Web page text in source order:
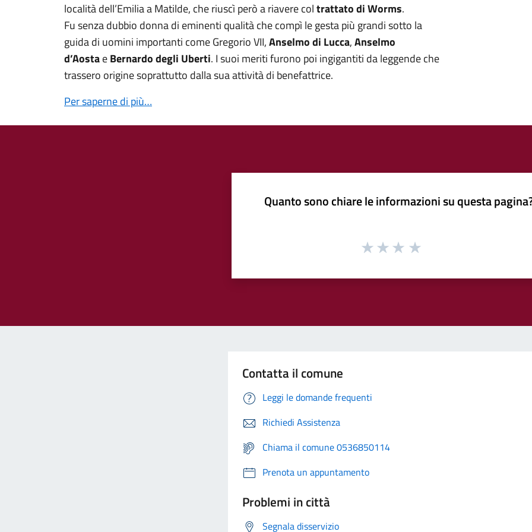
località dell’Emilia a Matilde, che riuscì però a riavere coltrattato di Worms.
Fu senza dubbio donna di eminenti qualità che compì le gesta più grandi sotto la
guida di uomini importanti come Gregorio VII,Anselmo di Lucca,Anselmo
d’AostaeBernardo degli Uberti. I suoi meriti furono poi ingigantiti da leggende che
trassero origine soprattutto dalla sua attività di benefattrice.
Per saperne di più…
Quanto sono chiare le informazioni su questa
Contatta il comune
Leggi le domande frequenti
Richiedi Assistenza
Chiama il comune 0536850114
Prenota un appuntamento
Problemi in città
Segnala disservizio